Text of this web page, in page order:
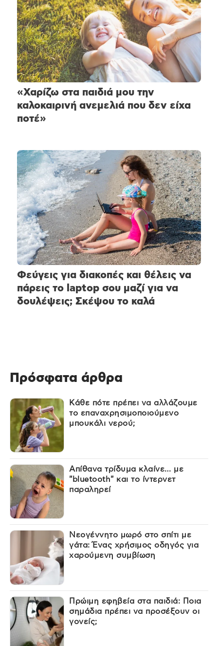
«Χαρίζω στα παιδιά μου την
καλοκαιρινή ανεμελιά που δεν είχα
ποτέ»
Φεύγεις για διακοπές και θέλεις να
πάρεις το laptop σου μαζί για να
δουλέψεις; Σκέψου το καλά
Πρόσφατα άρθρα
Κάθε πότε πρέπει να αλλάζουμε
το επαναχρησιμοποιούμενο
μπουκάλι νερού;
Απίθανα τρίδυμα κλαίνε… με
"bluetooth" και το ίντερνετ
παραληρεί
Νεογέννητο μωρό στο σπίτι με
γάτα: Ένας χρήσιμος οδηγός για
χαρούμενη συμβίωση
Πρώιμη εφηβεία στα παιδιά: Ποια
σημάδια πρέπει να προσέξουν οι
γονείς;